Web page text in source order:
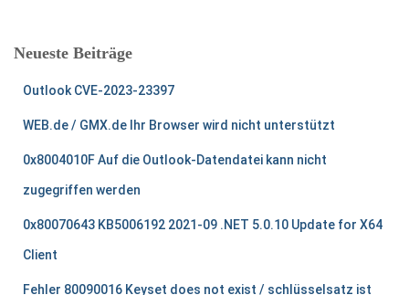
n
Neueste Beiträge
Outlook CVE-2023-23397
WEB.de / GMX.de Ihr Browser wird nicht unterstützt
0x8004010F Auf die Outlook-Datendatei kann nicht
zugegriffen werden
0x80070643 KB5006192 2021-09 .NET 5.0.10 Update for X64
Client
Fehler 80090016 Keyset does not exist / schlüsselsatz ist